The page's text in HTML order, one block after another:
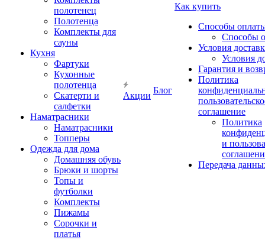
полотенец
Полотенца
Комплекты для
сауны
Кухня
Фартуки
Кухонные
полотенца
Скатерти и
салфетки
Наматрасники
Наматрасники
Топперы
Одежда для дома
Домашняя обувь
Брюки и шорты
Топы и
футболки
Комплекты
Пижамы
Сорочки и
платья
Акции
Блог
Как купить
Способы
Способы
Условия
Условия
Гарантия и
Политика
соглашение
Политика
и
Передача